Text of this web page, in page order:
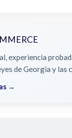
experiencia
de Georgia y las
→